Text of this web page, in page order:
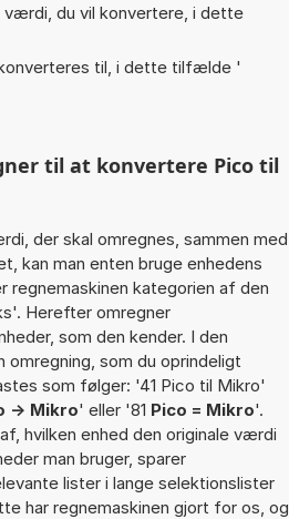
værdi, du vil konvertere, i dette
til, i dette tilfælde '
til at konvertere Pico til
der skal omregnes, sammen med
kan man enten bruge enhedens
kategorien af den
Herefter omregner
som den kender. I den
som du oprindeligt
som følger: '41 Pico til Mikro'
-> Mikro' eller '81 Pico = Mikro'.
hvilken enhed den originale værdi
man bruger, sparer
lister i lange selektionslister
har regnemaskinen gjort for os, og